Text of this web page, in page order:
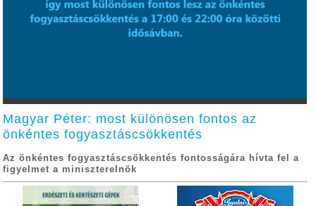
Magyar Péter: most különösen fontos az
önkéntes fogyasztáscsökkentés
Az önkéntes fogyasztáscsökkentés fontosságára hívta fel a
figyelmet a miniszterelnök